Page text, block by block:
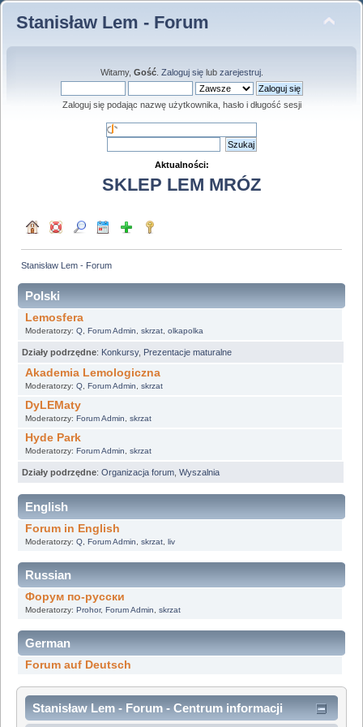
Stanisław Lem - Forum
Witamy, Gość. Zaloguj sięlub zarejestruj.
Zaloguj się podając nazwę użytkownika, hasło i długość sesji
Aktualności:
SKLEP LEM MRÓZ
Stanisław Lem - Forum
Polski
Lemosfera
Moderatorzy: Q, Forum Admin skrzat, olkapolka
Działy podrzędne: Konkursy, Prezentacje maturalne
Akademia Lemologiczna
Moderatorzy: Q, Forum Admin skrzat
DyLEMaty
Moderatorzy: Forum Admin skrzat
Hyde Park
Moderatorzy: Forum Admin skrzat
Działy podrzędne: Organizacja forum Wyszalnia
English
Forum in English
Moderatorzy: Q, Forum Admin skrzat, liv
Russian
Форум по-русски
Moderatorzy: Prohor, Forum Admin skrzat
German
Forum auf Deutsch
Stanisław Lem - Forum - Centrum informacji